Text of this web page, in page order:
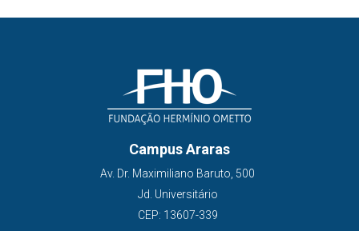
Campus Araras
Av. Dr. Maximiliano Baruto, 500
Jd. Universitário
CEP: 13607-339